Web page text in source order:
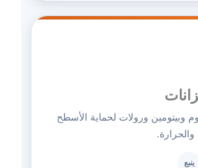
وبيتومين ورولات لحماية الأسطح
ينبع